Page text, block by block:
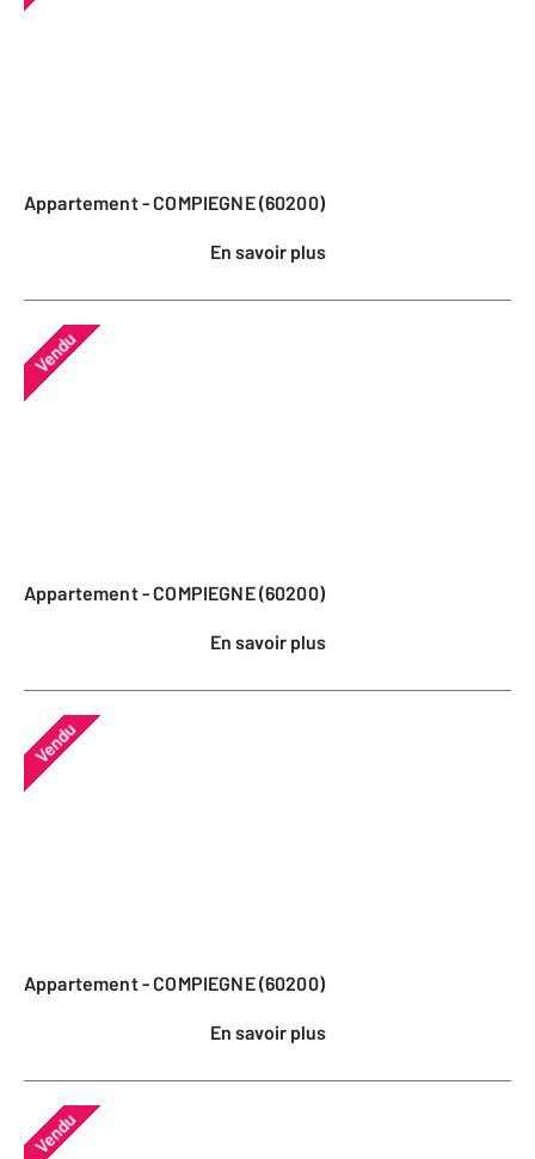
Appartement - COMPIEGNE (60200)
En savoir plus
Vendu
Appartement - COMPIEGNE (60200)
En savoir plus
Vendu
Appartement - COMPIEGNE (60200)
En savoir plus
Vendu